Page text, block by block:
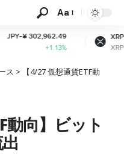
Aa
XRP
XRP
JPY-¥ 165.49
-2.06%
ス >
【4/27 仮想通貨ETF動
動向】ビット